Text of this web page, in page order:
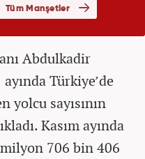
Abdulkadir
Türkiye’de
yolcu sayısının
Kasım ayında
706 bin 406